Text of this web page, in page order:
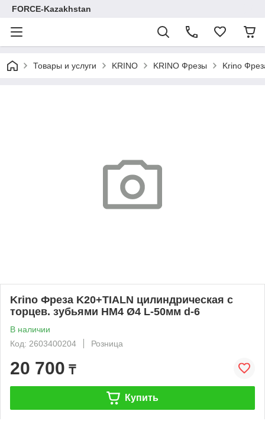
FORCE-Kazakhstan
Товары и услуги KRINO KRINO Фрезы Krino
Krino Фреза K20+TIALN цилиндрическая с
торцев. зубьями HM4 Ø4 L-50мм d-6
В наличии
Код: 2603400204
Розница
20 700 ₸
Купить